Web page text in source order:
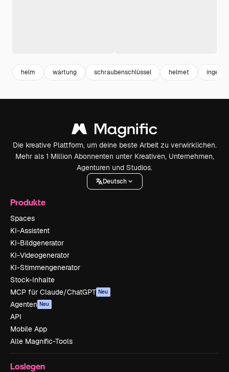
helm wartung schraubenschlüssel helmet
Die kreative Plattform, um deine beste Arbeit zu verwirklichen.
Mehr als 1 Million Abonnenten unter Kreativen, Unternehmen,
Agenturen und Studios.
Deutsch
Produkte
Spaces
KI-Assistent
KI-Bildgenerator
KI-Videogenerator
KI-Stimmengenerator
Stock-Inhalte
MCP für Claude/ChatGPT Neu
Agenten Neu
API
Mobile App
Alle Magnific-Tools
Loslegen